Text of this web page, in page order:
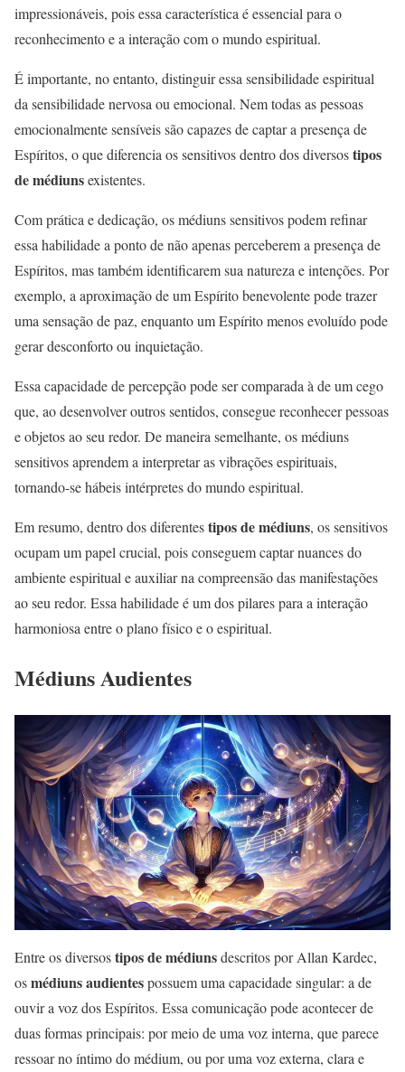
impressionáveis, pois essa característica é essencial para o
reconhecimento e a interação com o mundo espiritual.
É importante, no entanto, distinguir essa sensibilidade espiritual
da sensibilidade nervosa ou emocional. Nem todas as pessoas
emocionalmente sensíveis são capazes de captar a presença de
Espíritos, o que diferencia os sensitivos dentro dos diversostipos
de médiunsexistentes.
Com prática e dedicação, os médiuns sensitivos podem refinar
essa habilidade a ponto de não apenas perceberem a presença de
Espíritos, mas também identificarem sua natureza e intenções. Por
exemplo, a aproximação de um Espírito benevolente pode trazer
uma sensação de paz, enquanto um Espírito menos evoluído pode
gerar desconforto ou inquietação.
Essa capacidade de percepção pode ser comparada à de um cego
que, ao desenvolver outros sentidos, consegue reconhecer pessoas
e objetos ao seu redor. De maneira semelhante, os médiuns
sensitivos aprendem a interpretar as vibrações espirituais,
tornando-se hábeis intérpretes do mundo espiritual.
Em resumo, dentro dos diferentestipos de médiuns, os sensitivos
ocupam um papel crucial, pois conseguem captar nuances do
ambiente espiritual e auxiliar na compreensão das manifestações
ao seu redor. Essa habilidade é um dos pilares para a interação
harmoniosa entre o plano físico e o espiritual.
Médiuns Audientes
Entre os diversostipos de médiunsdescritos por Allan Kardec,
osmédiuns audientespossuem uma capacidade singular: a de
ouvir a voz dos Espíritos. Essa comunicação pode acontecer de
duas formas principais: por meio de uma voz interna, que parece
ressoar no íntimo do médium, ou por uma voz externa, clara e